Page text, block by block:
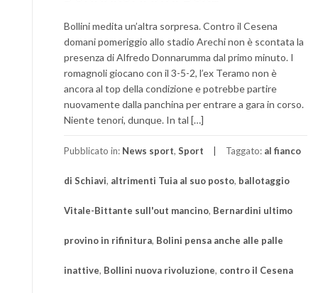
Bollini medita un’altra sorpresa. Contro il Cesena
domani pomeriggio allo stadio Arechi non è scontata la
presenza di Alfredo Donnarumma dal primo minuto. I
romagnoli giocano con il 3-5-2, l’ex Teramo non è
ancora al top della condizione e potrebbe partire
nuovamente dalla panchina per entrare a gara in corso.
Niente tenori, dunque. In tal […]
Pubblicato in: News sport, Sport Taggato: al fianco
di Schiavi, altrimenti Tuia al suo posto, ballotaggio
Vitale-Bittante sull'out mancino, Bernardini ultimo
provino in rifinitura, Bolini pensa anche alle palle
inattive, Bollini nuova rivoluzione, contro il Cesena